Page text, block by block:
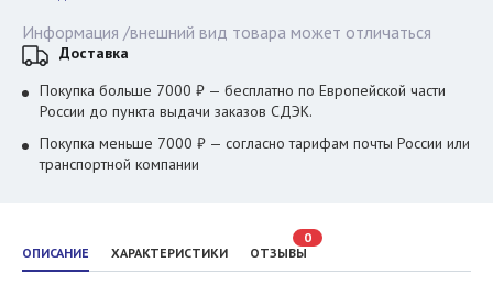
ОПИСАНИЕ ХАРАКТЕРИСТИКИ ОТЗЫВЫ
0
Информация /внешний вид товара может отличаться
Доставка
Покупка больше 7000 ₽ — бесплатно по Европейской части
России до пункта выдачи заказов СДЭК.
Покупка меньше 7000 ₽ — согласно тарифам почты России или
транспортной компании